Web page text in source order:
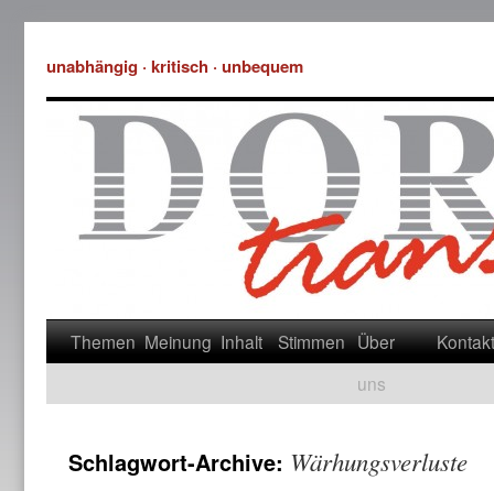
unabhängig · kritisch · unbequem
Themen Meinung Inhalt Stimmen Über
uns
Kontakt
Schlagwort-Archive: Wärhungsverluste